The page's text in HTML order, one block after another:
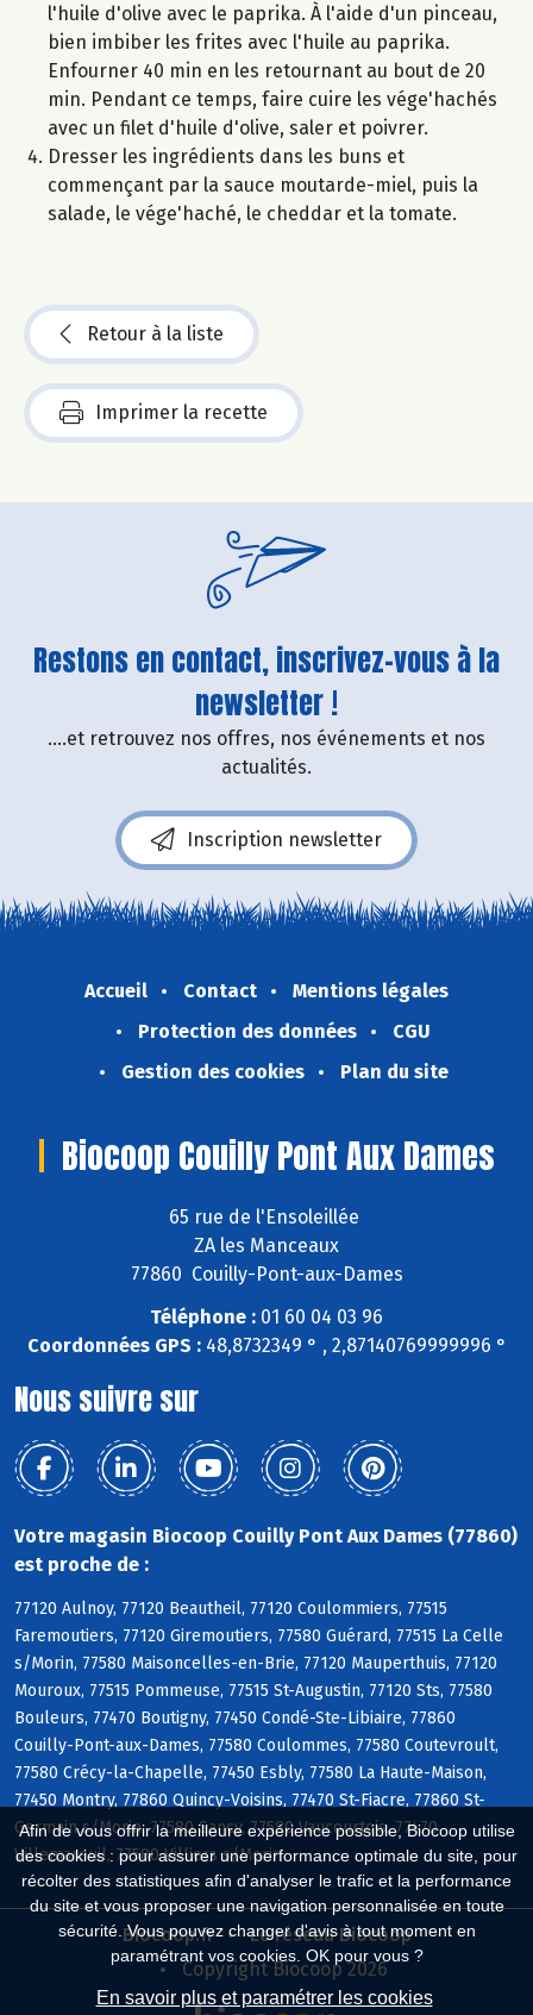
Afin de vous offrir la meilleure expérience possible, Biocoop utilise
des cookies : pour assurer une performance optimale du site, pour
récolter des statistiques afin d'analyser le trafic et la performance
du site et vous proposer une navigation personnalisée en toute
sécurité. Vous pouvez changer d'avis à tout moment en
paramétrant vos cookies. OK pour vous ?
En savoir plus et paramétrer les cookies
l'huile d'olive avec le paprika. À l'aide d'un pinceau,
bien imbiber les frites avec l'huile au paprika.
Enfourner 40 min en les retournant au bout de 20
min. Pendant ce temps, faire cuire les vége'hachés
avec un filet d'huile d'olive, saler et poivrer.
Dresser les ingrédients dans les buns et
commençant par la sauce moutarde-miel, puis la
salade, le vége'haché, le cheddar et la tomate.
Retour à la liste
Imprimer la recette
Restons en contact, inscrivez-vous à la
newsletter !
....et retrouvez nos offres, nos événements et nos
actualités.
Inscription newsletter
Accueil Contact
Mentions légales
Protection des données
CGU
Gestion des cookies
Plan du site
Biocoop Couilly Pont Aux Dames
65 rue de l'Ensoleillée
ZA les Manceaux
77860 Couilly-Pont-aux-Dames
Téléphone : 01 60 04 03 96
Coordonnées GPS :48,8732349 ° , 2,87140769999996 °
Nous suivre sur
Votre magasin Biocoop Couilly Pont Aux Dames (77860)
est proche de :
77120 Aulnoy, 77120 Beautheil, 77120 Coulommiers, 77515
Faremoutiers, 77120 Giremoutiers, 77580 Guérard, 77515 La Celle
s/Morin, 77580 Maisoncelles-en-Brie, 77120 Mauperthuis, 77120
Mouroux, 77515 Pommeuse, 77515 St-Augustin, 77120 Sts, 77580
Bouleurs, 77470 Boutigny, 77450 Condé-Ste-Libiaire, 77860
Couilly-Pont-aux-Dames, 77580 Coulommes, 77580 Coutevroult,
77580 Crécy-la-Chapelle, 77450 Esbly, 77580 La Haute-Maison,
77450 Montry, 77860 Quincy-Voisins, 77470 St-Fiacre, 77860 St-
Germain s/Morin, 77580 Sancy, 77580 Vaucourtois, 77470
Villemareuil, 77580 Villiers s/Morin
Biocoop.fr
Le réseau Biocoop
Copyright Biocoop 2026